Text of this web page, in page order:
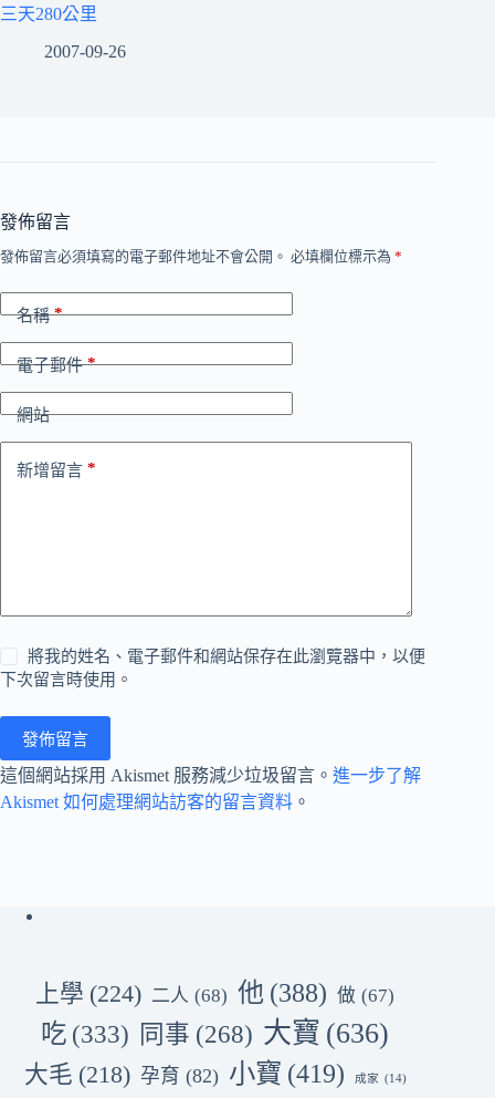
三天280公里
2007-09-26
發佈留言
發佈留言必須填寫的電子郵件地址不會公開。 必填欄位標示為 *
名稱*
電子郵件*
網站
新增留言 *
將我的姓名、電子郵件和網站保存在此瀏覽器中，以便
下次留言時使用。
發佈留言
這個網站採用 Akismet 服務減少垃圾留言。 進一步了解
Akismet 如何處理網站訪客的留言資料 。
上學 (224) 二人 (68) 他 (388) 做 (67)
吃 (333) 同事 (268) 大寶 (636)
大毛 (218) 孕育 (82) 小寶 (419) 成家 (14)